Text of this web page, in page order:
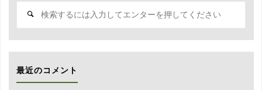
換
ま
象:
最近のコメント